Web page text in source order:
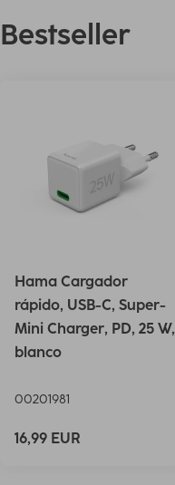
Bestseller
Hama Cargador
rápido, USB-C, Super-
Mini Charger, PD, 25 W,
blanco
00201981
16,99 EUR